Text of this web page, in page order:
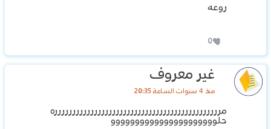
روعه
0
غير معروف
منذ 4 سنوات الساعة 20:35
مرررررررررررررررررررررررررررررررررررررررررررررره
حلوووووووووووووووووووووو